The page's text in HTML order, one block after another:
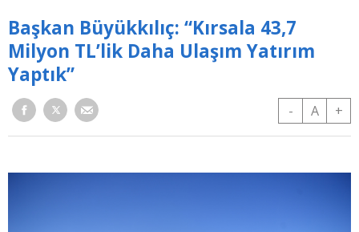
Başkan Büyükkılıç: “Kırsala 43,7
Milyon TL’lik Daha Ulaşım Yatırım
Yaptık”
- A +